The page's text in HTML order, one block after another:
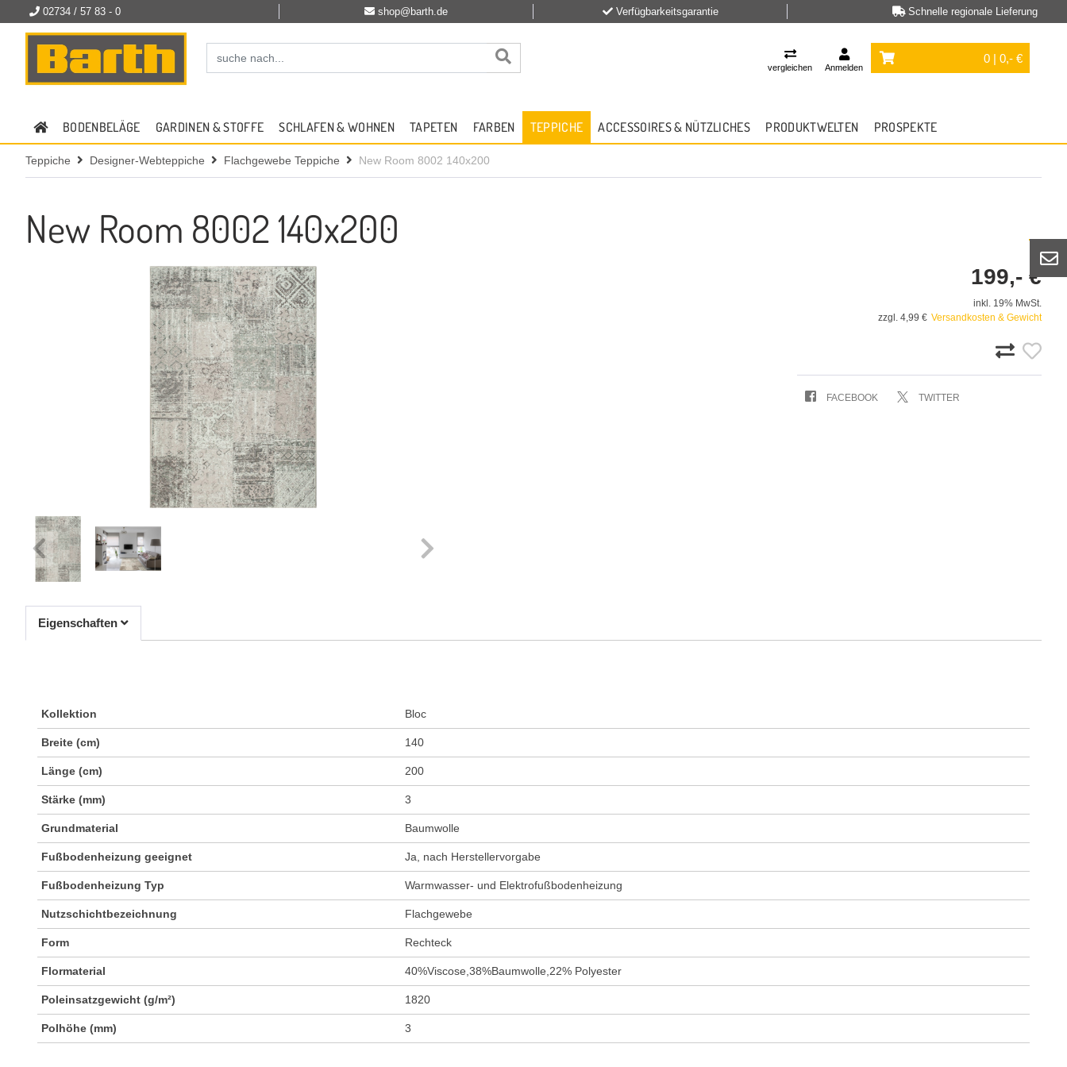
02734 / 57 83 - 0 shop@barth.de Verfügbarkeitsgarantie Schnelle regionale Lieferung
vergleichen Anmelden
0 | 0,- €
BODENBELÄGE GARDINEN & STOFFE SCHLAFEN & WOHNEN TAPETEN FARBEN TEPPICHE ACCESSOIRES & NÜTZLICHES PRODUKTWELTEN PROSPEKTE
Teppiche Designer-Webteppiche Flachgewebe Teppiche New Room 8002 140x200
New Room 8002 140x200
199,- €
inkl. 19% MwSt.
zzgl. 4,99 € Versandkosten & Gewicht
FACEBOOK TWITTER
Eigenschaften
Kollektion Bloc
Breite (cm) 140
Länge (cm) 200
Stärke (mm) 3
Grundmaterial Baumwolle
Fußbodenheizung geeignet Ja, nach Herstellervorgabe
Fußbodenheizung Typ Warmwasser- und Elektrofußbodenheizung
Nutzschichtbezeichnung Flachgewebe
Form Rechteck
Flormaterial 40%Viscose,38%Baumwolle,22% Polyester
Poleinsatzgewicht (g/m²) 1820
Polhöhe (mm) 3